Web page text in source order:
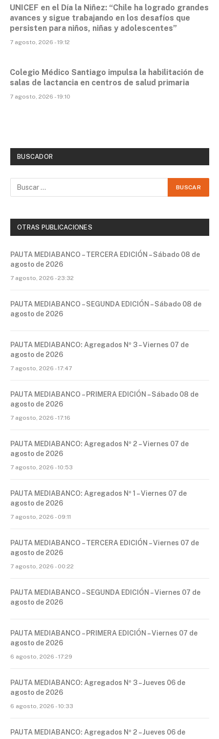
UNICEF en el Día la Niñez: “Chile ha logrado grandes
avances y sigue trabajando en los desafíos que
persisten para niños, niñas y adolescentes”
7 agosto, 2026 - 19:12
Colegio Médico Santiago impulsa la habilitación de
salas de lactancia en centros de salud primaria
7 agosto, 2026 - 19:10
BUSCADOR
OTRAS PUBLICACIONES
PAUTA MEDIABANCO – TERCERA EDICIÓN – Sábado 08 de
agosto de 2026
7 agosto, 2026 - 23:32
PAUTA MEDIABANCO – SEGUNDA EDICIÓN – Sábado 08 de
agosto de 2026
PAUTA MEDIABANCO: Agregados Nº 3 – Viernes 07 de
agosto de 2026
7 agosto, 2026 - 17:47
PAUTA MEDIABANCO – PRIMERA EDICIÓN – Sábado 08 de
agosto de 2026
7 agosto, 2026 - 17:16
PAUTA MEDIABANCO: Agregados Nº 2 – Viernes 07 de
agosto de 2026
7 agosto, 2026 - 10:53
PAUTA MEDIABANCO: Agregados Nº 1 – Viernes 07 de
agosto de 2026
7 agosto, 2026 - 09:11
PAUTA MEDIABANCO – TERCERA EDICIÓN – Viernes 07 de
agosto de 2026
7 agosto, 2026 - 00:22
PAUTA MEDIABANCO – SEGUNDA EDICIÓN – Viernes 07 de
agosto de 2026
PAUTA MEDIABANCO – PRIMERA EDICIÓN – Viernes 07 de
agosto de 2026
6 agosto, 2026 - 17:29
PAUTA MEDIABANCO: Agregados Nº 3 – Jueves 06 de
agosto de 2026
6 agosto, 2026 - 10:33
PAUTA MEDIABANCO: Agregados Nº 2 – Jueves 06 de